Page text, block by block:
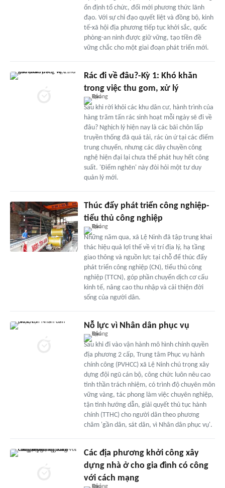
ổn định tổ chức, đổi mới phương thức lãnh
đạo. Với sự chỉ đạo quyết liệt và đồng bộ, kinh
tế-xã hội địa phương tiếp tục khởi sắc, quốc
phòng-an ninh được giữ vững, tạo tiền đề
vững chắc cho một giai đoạn phát triển mới.
Rác đi về đâu?-Kỳ 1: Khó khăn
trong việc thu gom, xử lý
Sau khi rời khỏi các khu dân cư, hành trình của
hàng trăm tấn rác sinh hoạt mỗi ngày sẽ đi về
đâu? Nghịch lý hiện nay là các bãi chôn lấp
truyền thống đã quá tải, rác ùn ứ tại các điểm
trung chuyển, nhưng các dây chuyền công
nghệ hiện đại lại chưa thể phát huy hết công
suất. 'Điểm nghẽn' này đòi hỏi một tư duy
quản lý mới.
Thúc đẩy phát triển công nghiệp-
tiểu thủ công nghiệp
Những năm qua, xã Lệ Ninh đã tập trung khai
thác hiệu quả lợi thế về vị trí địa lý, hạ tầng
giao thông và nguồn lực tại chỗ để thúc đẩy
phát triển công nghiệp (CN), tiểu thủ công
nghiệp (TTCN), góp phần chuyển dịch cơ cấu
kinh tế, nâng cao thu nhập và cải thiện đời
sống của người dân.
Nỗ lực vì Nhân dân phục vụ
Sau khi đi vào vận hành mô hình chính quyền
địa phương 2 cấp, Trung tâm Phục vụ hành
chính công (PVHCC) xã Lệ Ninh chú trọng xây
dựng đội ngũ cán bộ, công chức luôn nêu cao
tinh thần trách nhiệm, có trình độ chuyên môn
vững vàng, tác phong làm việc chuyên nghiệp,
tận tình hướng dẫn, giải quyết thủ tục hành
chính (TTHC) cho người dân theo phương
châm 'gần dân, sát dân, vì Nhân dân phục vụ'.
Các địa phương khởi công xây
dựng nhà ở cho gia đình có công
với cách mạng